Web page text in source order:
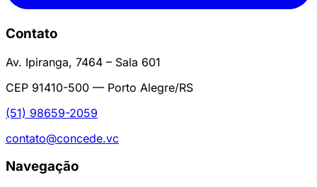
Contato
Av. Ipiranga, 7464 – Sala 601
CEP 91410-500 — Porto Alegre/RS
(51) 98659-2059
contato@concede.vc
Navegação